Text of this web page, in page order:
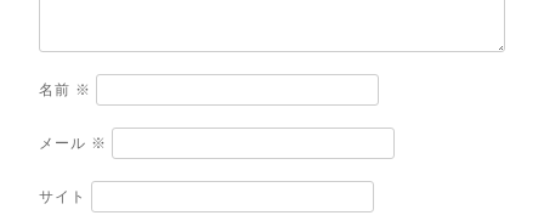
名前 ※
メール ※
サイト